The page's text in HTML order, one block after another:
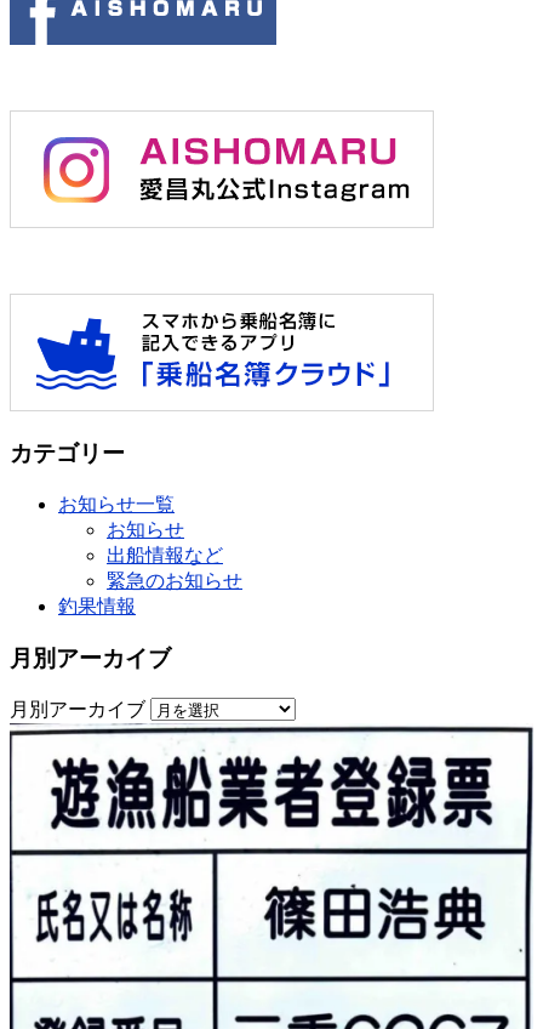
カテゴリー
お知らせ一覧
お知らせ
出船情報など
緊急のお知らせ
釣果情報
月別アーカイブ
月別アーカイブ